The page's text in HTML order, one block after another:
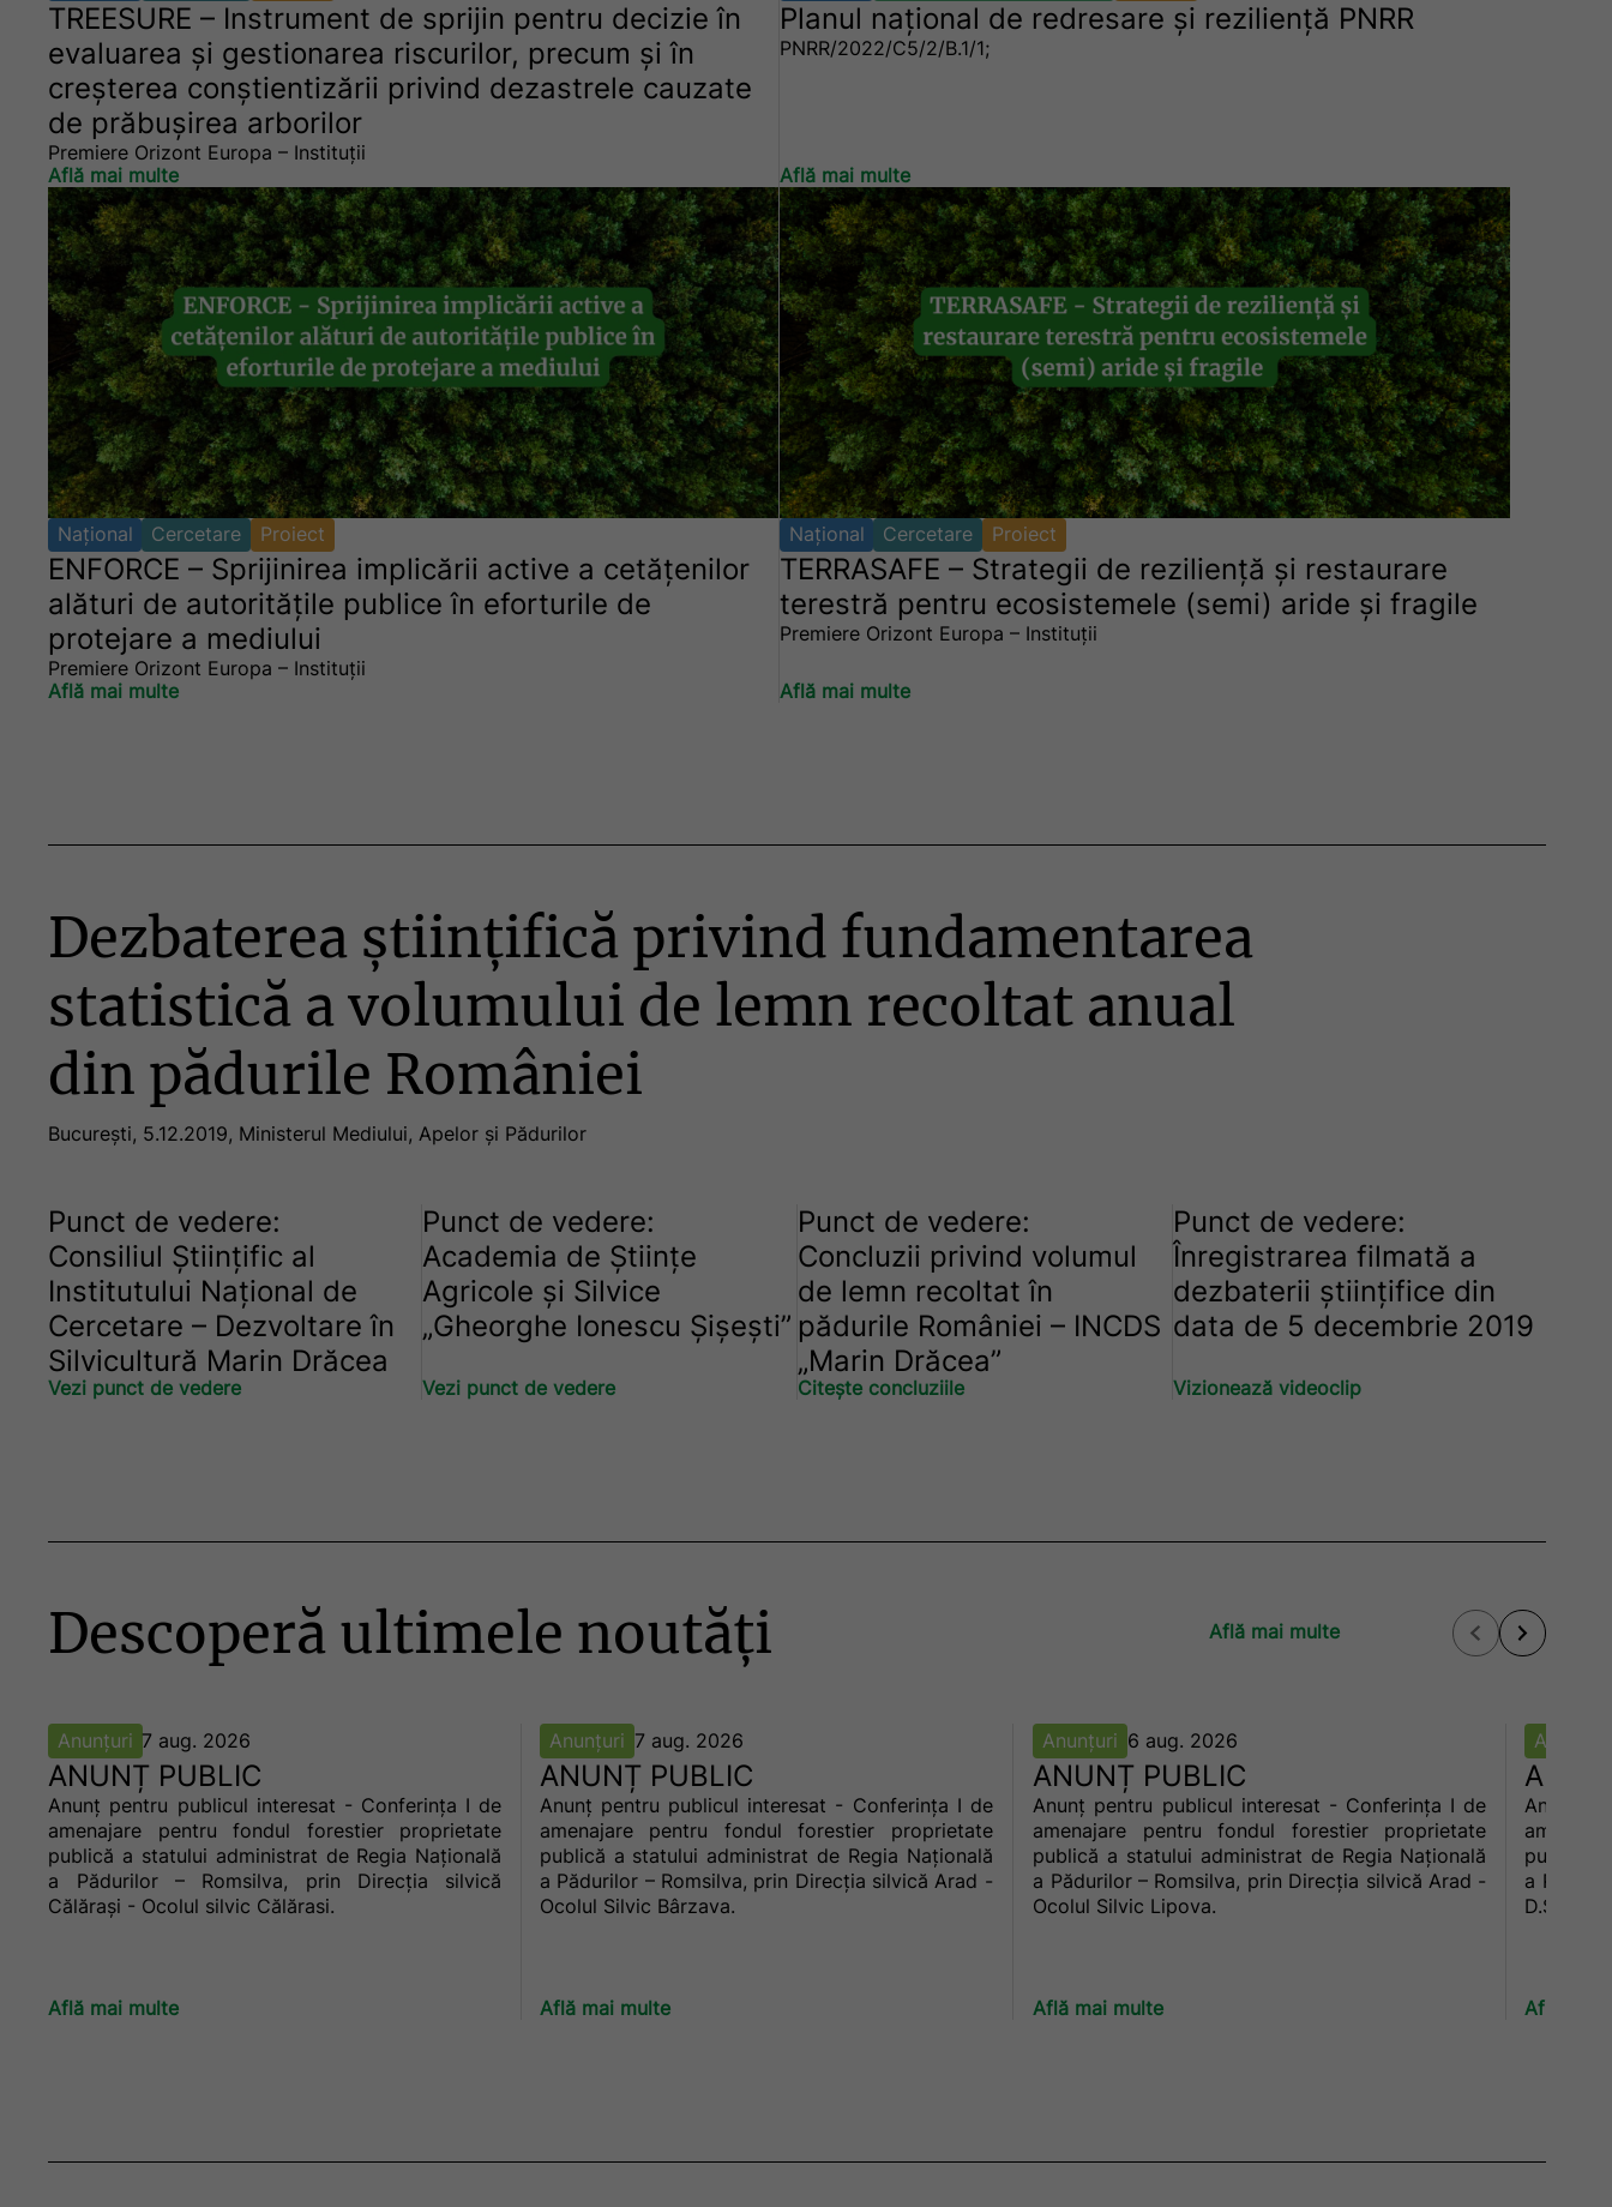
TREESURE – Instrument de sprijin pentru decizie în
evaluarea și gestionarea riscurilor, precum și în
creșterea conștientizării privind dezastrele cauzate
de prăbușirea arborilor
Premiere Orizont Europa – Instituții
Află mai multe
Planul național de redresare și reziliență PNRR
PNRR/2022/C5/2/B.1/1;
Află mai multe
Național Cercetare Proiect
ENFORCE – Sprijinirea implicării active a cetățenilor
alături de autoritățile publice în eforturile de
protejare a mediului
Premiere Orizont Europa – Instituții
Află mai multe
Național Cercetare Proiect
TERRASAFE – Strategii de reziliență și restaurare
terestră pentru ecosistemele (semi) aride și fragile
Premiere Orizont Europa – Instituții
Află mai multe
Dezbaterea științifică privind fundamentarea
statistică a volumului de lemn recoltat anual
din pădurile României
București, 5.12.2019, Ministerul Mediului, Apelor și Pădurilor
Punct de vedere:
Consiliul Științific al
Institutului Național de
Cercetare – Dezvoltare în
Silvicultură Marin Drăcea
Vezi punct de vedere
Punct de vedere:
Academia de Științe
Agricole și Silvice
„Gheorghe Ionescu Șișești”
Vezi punct de vedere
Punct de vedere:
Concluzii privind volumul
de lemn recoltat în
pădurile României – INCDS
„Marin Drăcea”
Citește concluziile
Punct de vedere:
Înregistrarea filmată a
dezbaterii științifice din
data de 5 decembrie 2019
Vizionează videoclip
Descoperă ultimele noutăți Află mai multe
Anunțuri 7 aug. 2026
ANUNȚ PUBLIC
Anunț pentru publicul interesat - Conferința I de
amenajare pentru fondul forestier proprietate
publică a statului administrat de Regia Națională
a Pădurilor – Romsilva, prin Direcţia silvică
Călăraşi - Ocolul silvic Călărasi.
Află mai multe
Anunțuri 7 aug. 2026
ANUNȚ PUBLIC
Anunț pentru publicul interesat - Conferința I de
amenajare pentru fondul forestier proprietate
publică a statului administrat de Regia Națională
a Pădurilor – Romsilva, prin Direcţia silvică Arad -
Ocolul Silvic Bârzava.
Află mai multe
Anunțuri 6 aug. 2026
ANUNȚ PUBLIC
Anunț pentru publicul interesat - Conferința I de
amenajare pentru fondul forestier proprietate
publică a statului administrat de Regia Națională
a Pădurilor – Romsilva, prin Direcţia silvică Arad -
Ocolul Silvic Lipova.
Află mai multe
Anunțuri
Anunț
publică
a
D.S.
Află mai